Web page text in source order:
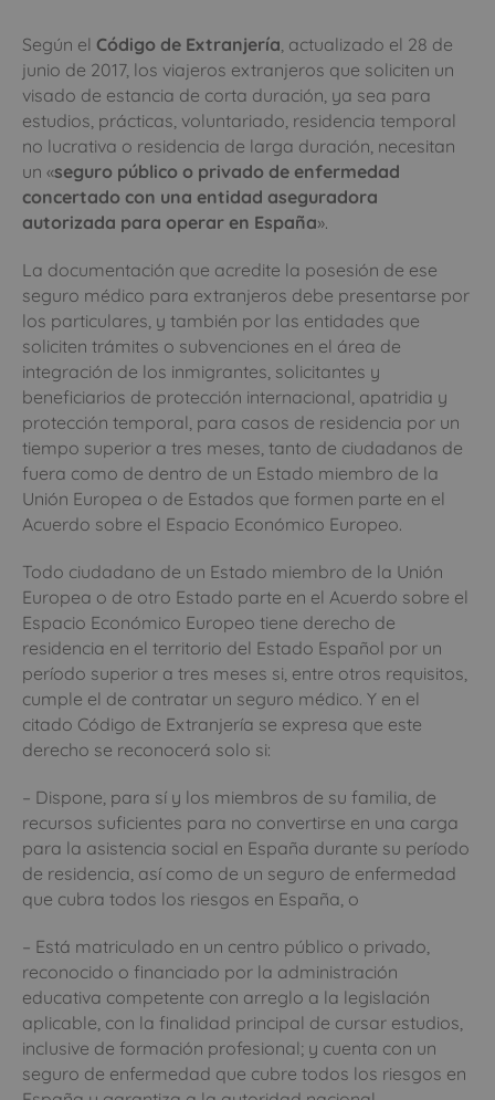
Según el Código de Extranjería , actualizado el 28 de
junio de 2017, los viajeros extranjeros que soliciten un
visado de estancia de corta duración, ya sea para
estudios, prácticas, voluntariado, residencia temporal
no lucrativa o residencia de larga duración, necesitan
un «seguro público o privado de enfermedad
concertado con una entidad aseguradora
autorizada para operar en España».
La documentación que acredite la posesión de ese
seguro médico para extranjeros debe presentarse por
los particulares, y también por las entidades que
soliciten trámites o subvenciones en el área de
integración de los inmigrantes, solicitantes y
beneficiarios de protección internacional, apatridia y
protección temporal, para casos de residencia por un
tiempo superior a tres meses, tanto de ciudadanos de
fuera como de dentro de un Estado miembro de la
Unión Europea o de Estados que formen parte en el
Acuerdo sobre el Espacio Económico Europeo.
Todo ciudadano de un Estado miembro de la Unión
Europea o de otro Estado parte en el Acuerdo sobre el
Espacio Económico Europeo tiene derecho de
residencia en el territorio del Estado Español por un
período superior a tres meses si, entre otros requisitos,
cumple el de contratar un seguro médico. Y en el
citado Código de Extranjería se expresa que este
derecho se reconocerá solo si:
– Dispone, para sí y los miembros de su familia, de
recursos suficientes para no convertirse en una carga
para la asistencia social en España durante su período
de residencia, así como de un seguro de enfermedad
que cubra todos los riesgos en España, o
– Está matriculado en un centro público o privado,
reconocido o financiado por la administración
educativa competente con arreglo a la legislación
aplicable, con la finalidad principal de cursar estudios,
inclusive de formación profesional; y cuenta con un
seguro de enfermedad que cubre todos los riesgos en